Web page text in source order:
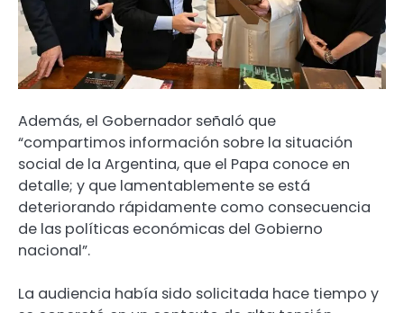
Además, el Gobernador señaló que
“compartimos información sobre la situación
social de la Argentina, que el Papa conoce en
detalle; y que lamentablemente se está
deteriorando rápidamente como consecuencia
de las políticas económicas del Gobierno
nacional”.
La audiencia había sido solicitada hace tiempo y